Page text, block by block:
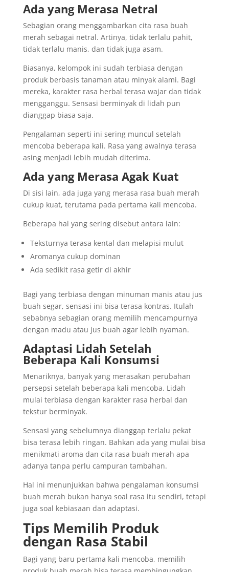
Ada yang Merasa Netral
Sebagian orang menggambarkan cita rasa buah
merah sebagai netral. Artinya, tidak terlalu pahit,
tidak terlalu manis, dan tidak juga asam.
Biasanya, kelompok ini sudah terbiasa dengan
produk berbasis tanaman atau minyak alami. Bagi
mereka, karakter rasa herbal terasa wajar dan tidak
mengganggu. Sensasi berminyak di lidah pun
dianggap biasa saja.
Pengalaman seperti ini sering muncul setelah
mencoba beberapa kali. Rasa yang awalnya terasa
asing menjadi lebih mudah diterima.
Ada yang Merasa Agak Kuat
Di sisi lain, ada juga yang merasa rasa buah merah
cukup kuat, terutama pada pertama kali mencoba.
Beberapa hal yang sering disebut antara lain:
Teksturnya terasa kental dan melapisi mulut
Aromanya cukup dominan
Ada sedikit rasa getir di akhir
Bagi yang terbiasa dengan minuman manis atau jus
buah segar, sensasi ini bisa terasa kontras. Itulah
sebabnya sebagian orang memilih mencampurnya
dengan madu atau jus buah agar lebih nyaman.
Adaptasi Lidah Setelah
Beberapa Kali Konsumsi
Menariknya, banyak yang merasakan perubahan
persepsi setelah beberapa kali mencoba. Lidah
mulai terbiasa dengan karakter rasa herbal dan
tekstur berminyak.
Sensasi yang sebelumnya dianggap terlalu pekat
bisa terasa lebih ringan. Bahkan ada yang mulai bisa
menikmati aroma dan cita rasa buah merah apa
adanya tanpa perlu campuran tambahan.
Hal ini menunjukkan bahwa pengalaman konsumsi
buah merah bukan hanya soal rasa itu sendiri, tetapi
juga soal kebiasaan dan adaptasi.
Tips Memilih Produk
dengan Rasa Stabil
Bagi yang baru pertama kali mencoba, memilih